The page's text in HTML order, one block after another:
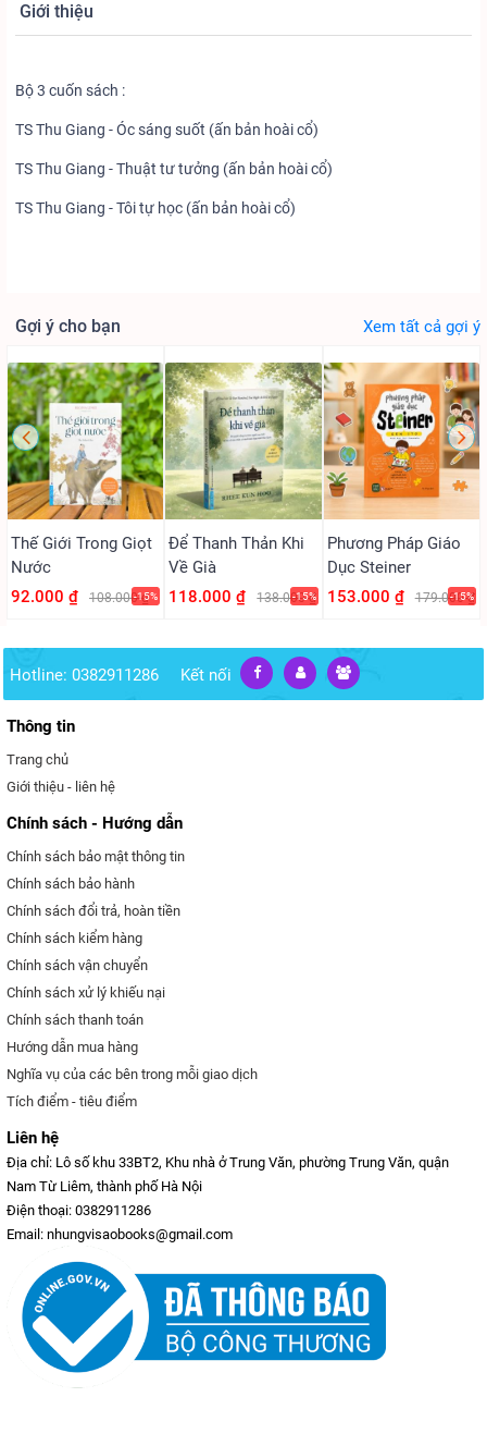
Giới thiệu
Bộ 3 cuốn sách :
TS Thu Giang - Óc sáng suốt (ấn bản hoài cổ)
TS Thu Giang - Thuật tư tưởng (ấn bản hoài cổ)
TS Thu Giang - Tôi tự học (ấn bản hoài cổ)
Gợi ý cho bạn Xem tất cả gợi ý
Thế Giới Trong Giọt
Nước
92.000 ₫
108.000 ₫
-15%
Để Thanh Thản Khi
Về Già
118.000 ₫
138.000 ₫
-15%
Phương Pháp Giáo
Dục Steiner
153.000 ₫
179.000 ₫
-15%
Hotline: 0382911286 Kết nối
Thông tin
Trang chủ
Giới thiệu - liên hệ
Chính sách - Hướng dẫn
Chính sách bảo mật thông tin
Chính sách bảo hành
Chính sách đổi trả, hoàn tiền
Chính sách kiểm hàng
Chính sách vận chuyển
Chính sách xử lý khiếu nại
Chính sách thanh toán
Hướng dẫn mua hàng
Nghĩa vụ của các bên trong mỗi giao dịch
Tích điểm - tiêu điểm
Liên hệ
Địa chỉ: Lô số khu 33BT2, Khu nhà ở Trung Văn, phường Trung Văn, quận
Nam Từ Liêm, thành phố Hà Nội
Điện thoại: 0382911286
Email: nhungvisaobooks@gmail.com